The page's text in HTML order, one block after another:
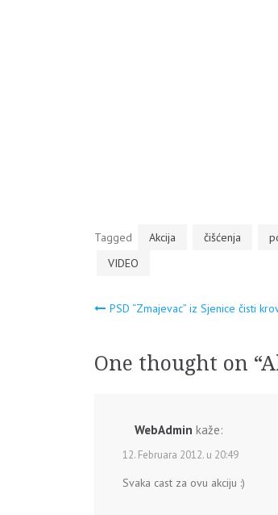
Tagged Akcija čišćenja
VIDEO
Navigacija
članaka
PSD “Zmajevac” iz Sjenice čisti
One thought on “
WebAdmin kaže:
12. Februara 2012. u 20:49
Svaka cast za ovu akciju :)